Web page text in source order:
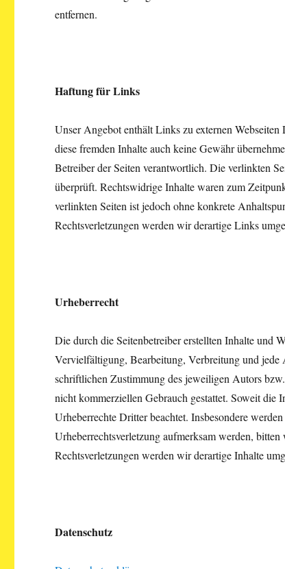
entfernen.
Haftung für Links
Unser Angebot enthält Links zu externen
diese fremden Inhalte auch keine Gewähr
Betreiber der Seiten verantwortlich. Die verlinkten
überprüft. Rechtswidrige Inhalte waren zum
verlinkten Seiten ist jedoch ohne konkrete
Rechtsverletzungen werden wir derartige Links
Urheberrecht
Die durch die Seitenbetreiber erstellten Inhalte und
Vervielfältigung, Bearbeitung, Verbreitung und jede
schriftlichen Zustimmung des jeweiligen Autors
nicht kommerziellen Gebrauch gestattet. Soweit die
Urheberrechte Dritter beachtet. Insbesondere
Urheberrechtsverletzung aufmerksam werden,
Rechtsverletzungen werden wir derartige Inhalte
Datenschutz